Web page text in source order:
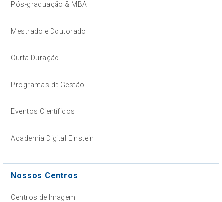
Pós-graduação & MBA
Mestrado e Doutorado
Curta Duração
Programas de Gestão
Eventos Científicos
Academia Digital Einstein
Nossos Centros
Centros de Imagem